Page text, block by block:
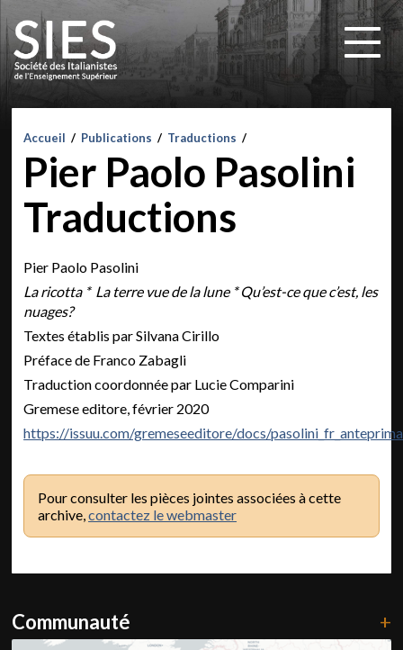
Accueil / Publications / Traductions /
Pier Paolo Pasolini
Traductions
Pier Paolo Pasolini
La ricotta * La terre vue de la lune * Qu’est-ce que c’est, les
nuages?
Textes établis par Silvana Cirillo
Préface de Franco Zabagli
Traduction coordonnée par Lucie Comparini
Gremese editore, février 2020
https://issuu.com/gremeseeditore/docs/pasolini_fr_anteprima
Pour consulter les pièces jointes associées à cette
archive,contactez le webmaster
Communauté +